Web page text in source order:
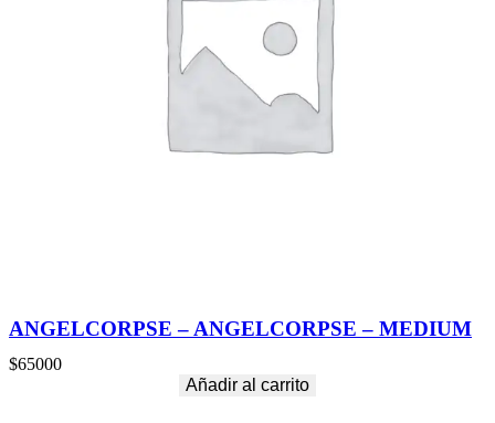
ANGELCORPSE – ANGELCORPSE – MEDIUM
$65000
Añadir al carrito